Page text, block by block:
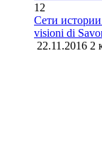
12
Сети
visioni di
22.11.2016 2